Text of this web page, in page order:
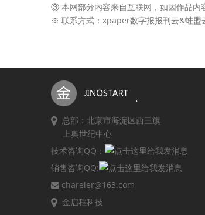
③ 本网部分内容来自互联网，如因作品内
※ 联系方式：xpaper数字报报刊云&蛙
总部：北京市海淀区西三旗
上奥世纪中心
技术咨询QQ：
销售咨询QQ:
chareler@163.com
金启程科技